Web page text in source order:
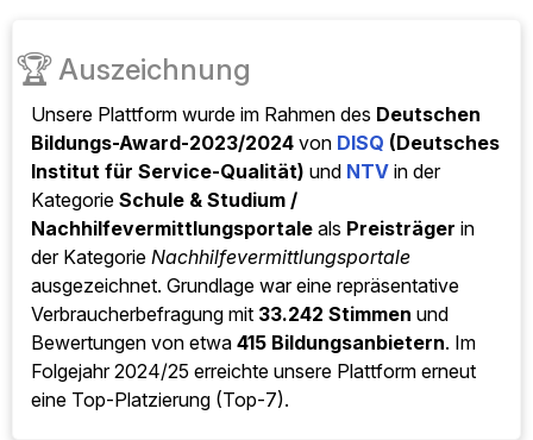
🏆Auszeichnung
Unsere Plattform wurde im Rahmen des Deutschen
Bildungs-Award-2023/2024 von DISQ (Deutsches
Institut für Service-Qualität) und NTV in der
Kategorie Schule & Studium /
Nachhilfevermittlungsportale als Preisträger in
der Kategorie Nachhilfevermittlungsportale
ausgezeichnet. Grundlage war eine repräsentative
Verbraucherbefragung mit 33.242 Stimmen und
Bewertungen von etwa 415 Bildungsanbietern. Im
Folgejahr 2024/25 erreichte unsere Plattform erneut
eine Top-Platzierung (Top-7).